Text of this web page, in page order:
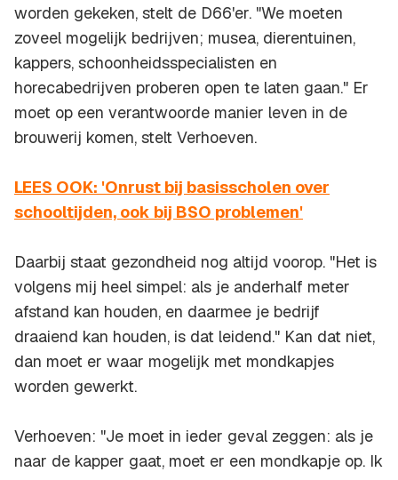
worden gekeken, stelt de D66'er. "We moeten
zoveel mogelijk bedrijven; musea, dierentuinen,
kappers, schoonheidsspecialisten en
horecabedrijven proberen open te laten gaan." Er
moet op een verantwoorde manier leven in de
brouwerij komen, stelt Verhoeven.
LEES OOK: 'Onrust bij basisscholen over
schooltijden, ook bij BSO problemen'
Daarbij staat gezondheid nog altijd voorop. "Het is
volgens mij heel simpel: als je anderhalf meter
afstand kan houden, en daarmee je bedrijf
draaiend kan houden, is dat leidend." Kan dat niet,
dan moet er waar mogelijk met mondkapjes
worden gewerkt.
Verhoeven: "Je moet in ieder geval zeggen: als je
naar de kapper gaat, moet er een mondkapje op. Ik